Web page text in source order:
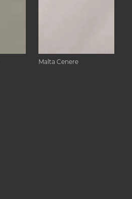
Malta Cenere